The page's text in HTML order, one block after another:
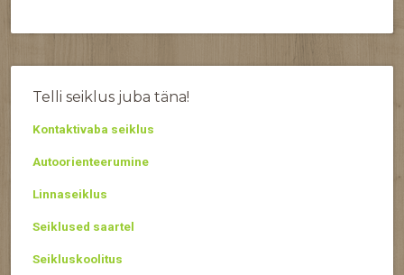
Telli seiklus juba täna!
Kontaktivaba seiklus
Autoorienteerumine
Linnaseiklus
Seiklused saartel
Seikluskoolitus